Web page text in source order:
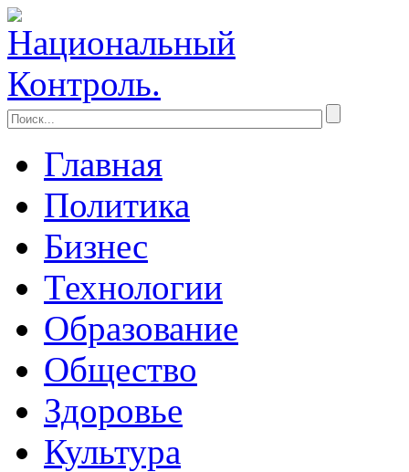
Главная
Политика
Бизнес
Технологии
Образование
Общество
Здоровье
Культура